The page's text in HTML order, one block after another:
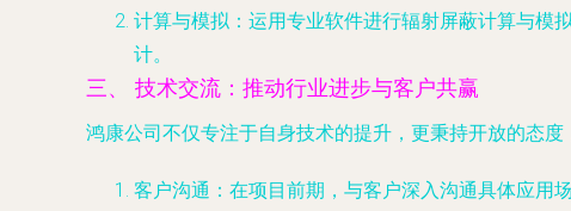
计算与模拟 ：运用专业软件进行辐射屏蔽计算与
计。
三、 技术交流：推动行业进步与客户共赢
鸿康公司不仅专注于自身技术的提升，更秉持开放的态度
客户沟通 ：在项目前期，与客户深入沟通具体应用